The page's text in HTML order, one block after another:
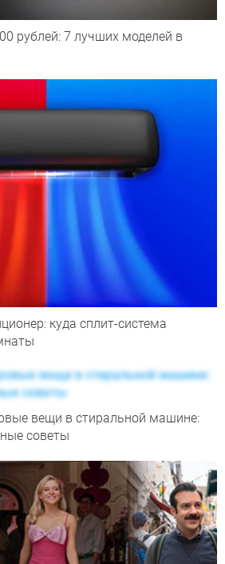
рублей: 7 лучших моделей в
куда сплит-система
вещи в стиральной машине:
советы